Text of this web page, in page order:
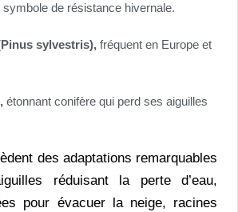
symbole de résistance hivernale.
sylvestris),fréquent en Europe et
étonnant conifère qui perd ses aiguilles
des adaptations remarquables
réduisant la perte d’eau,
pour évacuer la neige, racines